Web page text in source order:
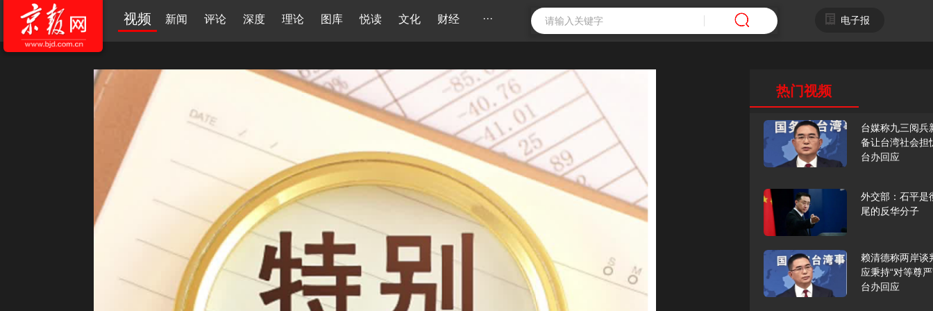
视频 新闻 评论 深度 理论 图库 悦读 文化 财经 ··· 电子报
热门视频
台媒称九三阅兵
备让台湾社会担
台办回应
外交部：石平是
尾的反华分子
赖清德称两岸谈
应秉持“对等尊
台办回应